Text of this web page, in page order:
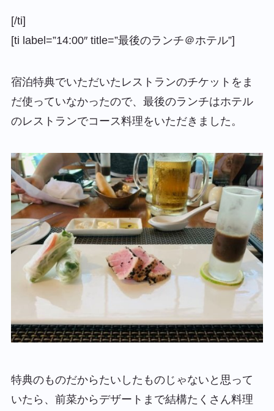
[/ti]
[ti label=”14:00″ title=”最後のランチ＠ホテル”]
宿泊特典でいただいたレストランのチケットをま
だ使っていなかったので、最後のランチはホテル
のレストランでコース料理をいただきました。
特典のものだからたいしたものじゃないと思って
いたら、前菜からデザートまで結構たくさん料理